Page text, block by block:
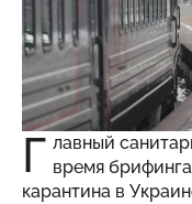
Г лавный
время
карантина в